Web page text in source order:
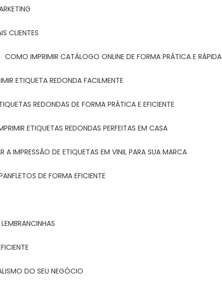
CLIENTES
COMO IMPRIMIR CATÁLOGO ONLINE DE FORMA PRÁTICA E RÁPIDA
ETIQUETA REDONDA FACILMENTE
REDONDAS DE FORMA PRÁTICA E EFICIENTE
ETIQUETAS REDONDAS PERFEITAS EM CASA
A IMPRESSÃO DE ETIQUETAS EM VINIL PARA SUA MARCA
DE FORMA EFICIENTE
DO SEU NEGÓCIO